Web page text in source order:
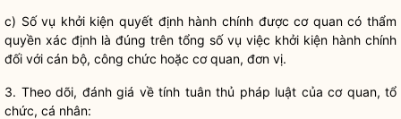
c) Số vụ khởi kiện quyết định hành chính được cơ quan có thẩm
quyền xác định là đúng trên tổng số vụ việc khởi kiện hành chính
đối với cán bộ, công chức hoặc cơ quan, đơn vị.
3. Theo dõi, đánh giá về tính tuân thủ pháp luật của cơ quan, tổ
chức, cá nhân: